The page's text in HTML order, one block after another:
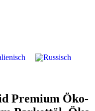
Premium Öko-